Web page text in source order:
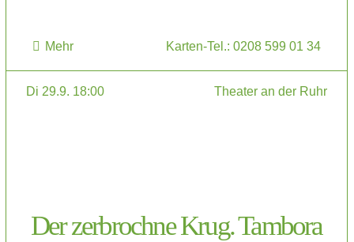
Mehr Karten-Tel.: 0208 599 01 34
Di 29.9. 18:00 Theater an der Ruhr
Der zerbrochne Krug. Tambora